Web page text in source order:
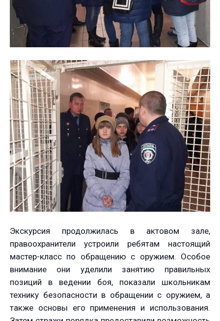
Экскурсия продолжилась в актовом зале,
правоохранители устроили ребятам настоящий
мастер-класс по обращению с оружием. Особое
внимание они уделили занятию правильных
позиций в ведении боя, показали школьникам
технику безопасности в обращении с оружием, а
также основы его применения и использования.